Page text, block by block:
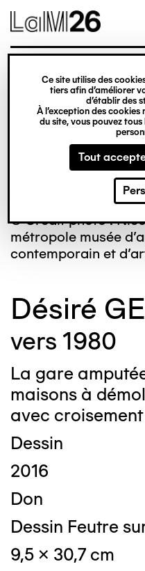
Gestion des cookies
Ce site utilise des
tiers afin d’améliorer
d’établir des
À l’exception des
du site, vous pouvez
Tout
contenu
© Crédit photo :
métropole musée
contemporain et
Désiré
vers 1980
La gare
maisons à
avec croisement
Dessin
2016
Don
Dessin Feutre
9,5 x 30,7 cm